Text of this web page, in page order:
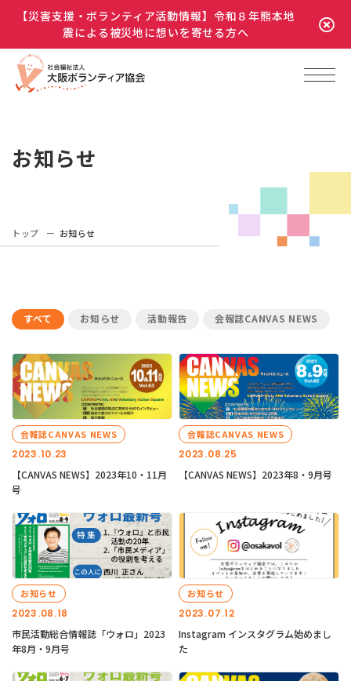
【災害支援・ボランティア活動情報】令和８年熊本地
震による被災地に想いを寄せる方へ
お知らせ
トップ お知らせ
すべて お知らせ 活動報告 会報誌CANVAS NEWS
2023.10.23
会報誌CANVAS NEWS
【CANVAS NEWS】2023年10・11月
号
2023.08.25
会報誌CANVAS NEWS
【CANVAS NEWS】2023年8・9月号
2023.08.18
お知らせ
市民活動総合情報誌「ウォロ」2023
年8月・9月号
2023.07.12
お知らせ
Instagram インスタグラム始めまし
た